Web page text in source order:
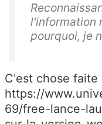
l'information
pourquoi, je
C'est chose faite
https://
69/free-lance-